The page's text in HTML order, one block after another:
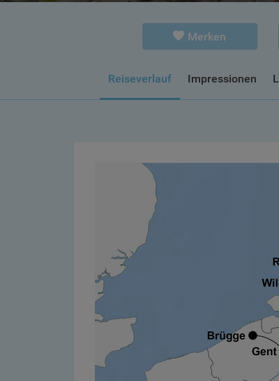
Merken
Reiseverlauf Impressionen